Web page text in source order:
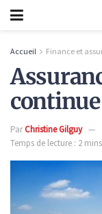
Accueil Finance et
continue
ParChristine Gilguy
Temps de lecture : 2